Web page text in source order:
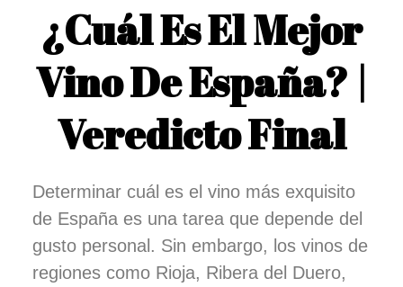
¿Cuál Es El Mejor
Vino De España? |
Veredicto Final
Determinar cuál es el vino más exquisito
de España es una tarea que depende del
gusto personal. Sin embargo, los vinos de
regiones como Rioja, Ribera del Duero,